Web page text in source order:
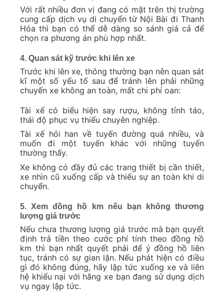
Với rất nhiều đơn vị đang có mặt trên thị trường
cung cấp dịch vụ di chuyển từ Nội Bài đi Thanh
Hóa thì bạn có thể dễ dàng so sánh giá cả để
chọn ra phương án phù hợp nhất.
4. Quan sát kỹ trước khi lên xe
Trước khi lên xe, thông thường bạn nên quan sát
kĩ một số yếu tố sau để tránh lên phải những
chuyến xe không an toàn, mất chi phí oan:
Tài xế có biểu hiện say rượu, không tỉnh táo,
thái độ phục vụ thiếu chuyên nghiệp.
Tài xế hỏi han về tuyến đường quá nhiều, và
muốn đi một tuyến khác với những tuyến
thường thấy.
Xe không có đầy đủ các trang thiết bị cần thiết,
xe nhìn cũ xuống cấp và thiếu sự an toàn khi di
chuyển.
5. Xem đồng hồ km nếu bạn không thương
lượng giá trước
Nếu chưa thương lượng giá trước mà bạn quyết
định trả tiền theo cước phí tính theo đồng hồ
km thì bạn nhất quyết phải để ý đồng hồ liên
tục, tránh có sự gian lận. Nếu phát hiện có điều
gì đó không đúng, hãy lập tức xuống xe và liên
hệ khiếu nại với hãng xe bạn đang sử dụng dịch
vụ ngay lập tức.